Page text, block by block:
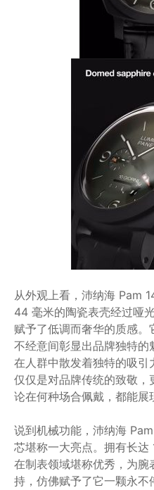
从外观上看，沛纳海 Pam
44 毫米的陶瓷表壳经过哑
赋予了低调而奢华的质感
不经意间彰显出品牌独特的
在人群中散发着独特的吸
仅仅是对品牌传统的致敬
论在何种场合佩戴，都能展
说到机械功能，沛纳海
芯堪称一大亮点。拥有长
在制表领域堪称优秀，为
持，仿佛赋予了它一颗永不